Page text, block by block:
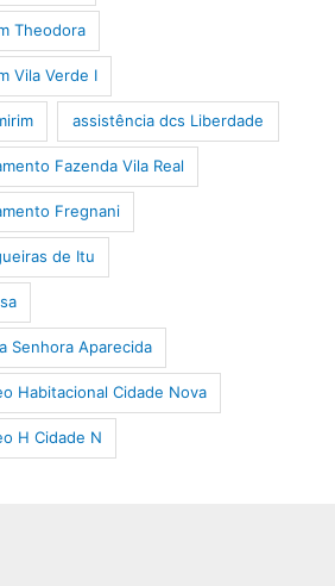
Theodora
Vila Verde I
assistência dcs Liberdade
Fazenda Vila Real
Fregnani
de Itu
Senhora Aparecida
Habitacional Cidade Nova
H Cidade N